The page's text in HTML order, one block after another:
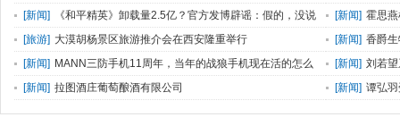
庭”元宇宙平台
[新闻]
《和平精英》卸载量2.5亿？官方发博辟谣：假的，没说
过
[新闻] 霍思
爆表
[旅游] 大漠胡杨景区旅游推介会在西安隆重举行 [新闻] 香爵
品，必是精品”
[新闻] MANN三防手机11周年，当年的战狼手机现在活的怎么
样了？
[新闻] 刘若
念
[新闻] 拉图酒庄葡萄酿酒有限公司 [新闻] 谭弘